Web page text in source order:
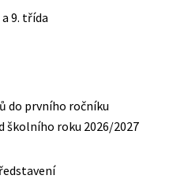
9. třída
do prvního ročníku
školního roku 2026/2027